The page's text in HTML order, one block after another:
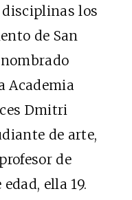
los
de San
Academia
Dmitri
de arte,
de
ella 19.